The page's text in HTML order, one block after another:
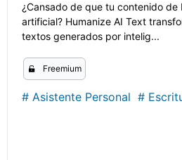
¿Cansado de que tu contenido de
artificial? Humanize AI Text
textos generados por intelig...
Freemium
# Asistente Personal #